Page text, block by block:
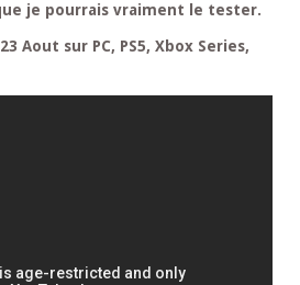
je pourrais vraiment le tester.
Aout sur PC, PS5, Xbox Series,